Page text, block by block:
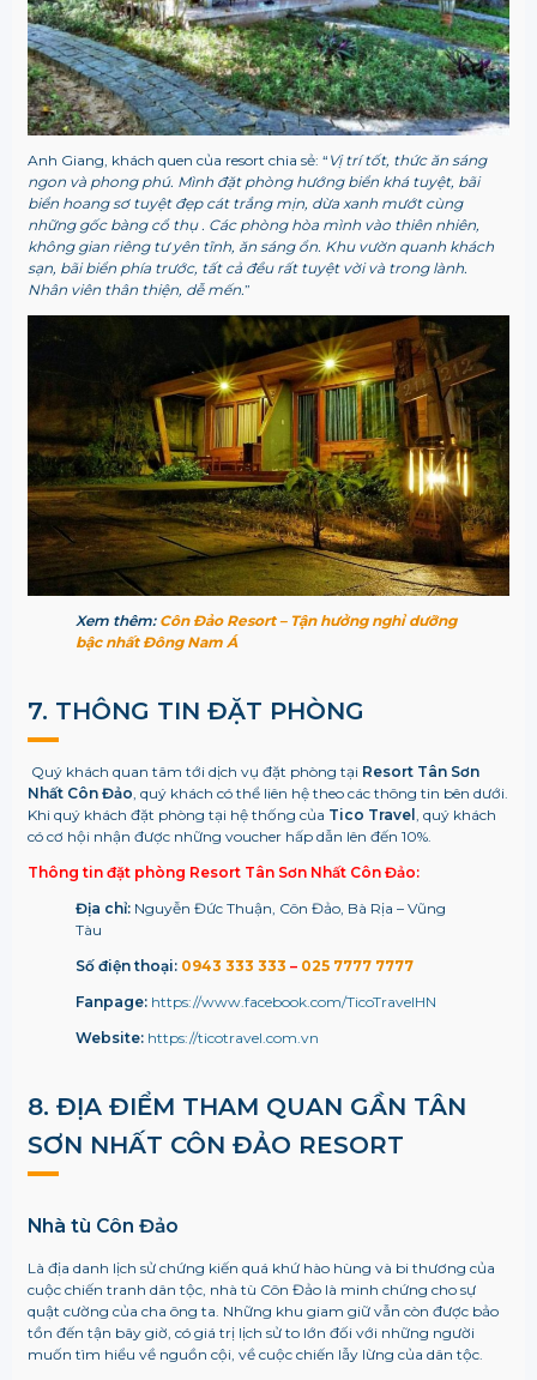
Anh Giang, khách quen của resort chia sẻ: “ Vị trí tốt, thức ăn sáng
ngon và phong phú. Mình đặt phòng hướng biển khá tuyệt, bãi
biển hoang sơ tuyệt đẹp cát trắng mịn, dừa xanh mướt cùng
những gốc bàng cổ thụ . Các phòng hòa mình vào thiên nhiên,
không gian riêng tư yên tĩnh, ăn sáng ổn. Khu vườn quanh khách
sạn, bãi biển phía trước, tất cả đều rất tuyệt vời và trong lành.
Nhân viên thân thiện, dễ mến.”
Xem thêm: Côn Đảo Resort – Tận hưởng nghỉ dưỡng
bậc nhất Đông Nam Á
7. THÔNG TIN ĐẶT PHÒNG
Quý khách quan tâm tới dịch vụ đặt phòng tại Resort Tân Sơn
Nhất Côn Đảo , quý khách có thể liên hệ theo các thông tin bên dưới.
Khi quý khách đặt phòng tại hệ thống của Tico Travel , quý khách
có cơ hội nhận được những voucher hấp dẫn lên đến 10%.
Thông tin đặt phòng Resort Tân Sơn Nhất Côn Đảo:
Địa chỉ:Nguyễn Đức Thuận, Côn Đảo, Bà Rịa – Vũng
Tàu
Số điện thoại: 0943 333 333 – 025 7777 7777
Fanpage: https://www.facebook.com/TicoTravelHN
Website: https://ticotravel.com.vn
8. ĐỊA ĐIỂM THAM QUAN GẦN TÂN
SƠN NHẤT CÔN ĐẢO RESORT
Nhà tù Côn Đảo
Là địa danh lịch sử chứng kiến quá khứ hào hùng và bi thương của
cuộc chiến tranh dân tộc, nhà tù Côn Đảo là minh chứng cho sự
quật cường của cha ông ta. Những khu giam giữ vẫn còn được bảo
tồn đến tận bây giờ, có giá trị lịch sử to lớn đối với những người
muốn tìm hiểu về nguồn cội, về cuộc chiến lẫy lừng của dân tộc.